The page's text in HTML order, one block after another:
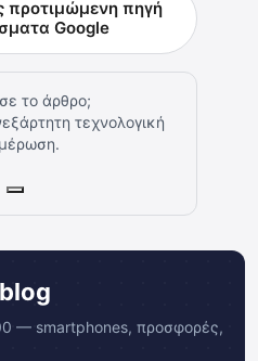
προτιμώμενη πηγή
Google
το άρθρο;
τεχνολογική
— smartphones, προσφορές,